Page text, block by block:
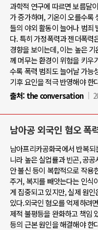
과학적 연구에 따르면 보름달
가 증가하며, 기온이 오를수록
들의 야외 활동이 늘어나 범죄
다. 특히 가정폭력과 젠더폭력
경향을 보이는데, 이는 높은
께 머무는 환경이 위험을 키우
수록 폭력 범죄도 늘어날 가능
기후 요인을 적극 반영해야 한
출처: the conversation
남아공 외국인 혐오 폭
남아프리카공화국에서 반복
니라 높은 실업률과 빈곤, 공
안 불신 등이 복합적으로 작용
주거, 복지를 빼앗는다는 인식
게 집중되고 있지만, 실제 원
있다.외국인 혐오를 억제하려
제적 불평등을 완화하고 책임
등의 근본 원인을 해결해야 한